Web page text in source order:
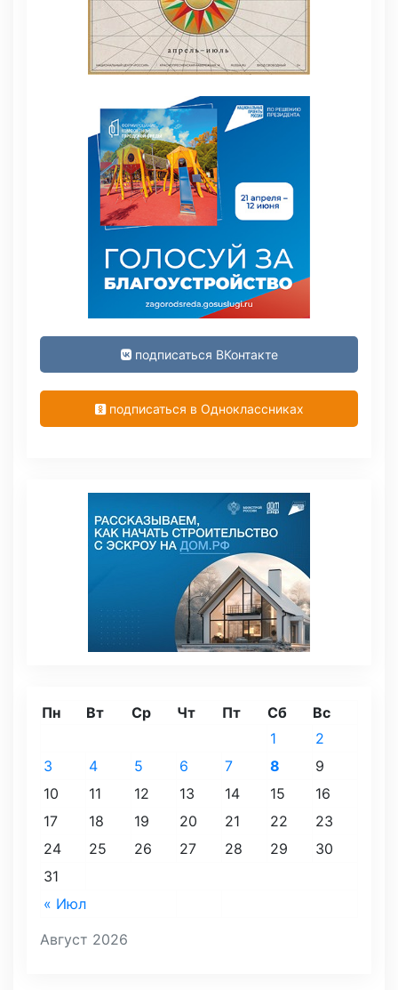
подписаться ВКонтакте
подписаться в Одноклассниках
Август 2026
Пн Вт Ср Чт Пт Сб Вс
« Июл
1
2
3
4 5 6 7 8
9
10
11 12 13 14 15
16
17
18 19 20 21 22
23
24
25 26 27 28 29
30
31